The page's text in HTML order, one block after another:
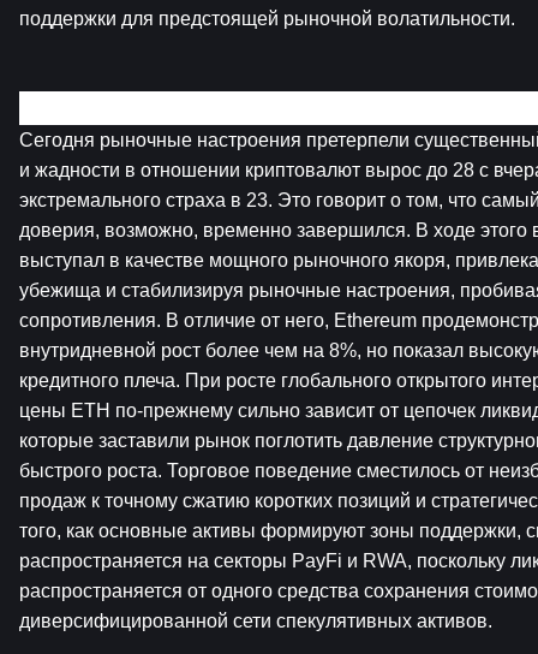
поддержки для предстоящей рыночной волатильности.
Сегодня рыночные настроения претерпели
и жадности в отношении криптовалют вырос до 28 с
экстремального страха в 23. Это говорит о том, что
доверия, возможно, временно завершился. В ходе этого
выступал в качестве мощного рыночного якоря,
убежища и стабилизируя рыночные настроения,
сопротивления. В отличие от него, Ethereum
внутридневной рост более чем на 8%, но показал
кредитного плеча. При росте глобального открытого
цены ETH по-прежнему сильно зависит от цепочек
которые заставили рынок поглотить давление
быстрого роста. Торговое поведение сместилось от
продаж к точному сжатию коротких позиций и
того, как основные активы формируют зоны поддержки,
распространяется на секторы PayFi и RWA, поскольку
распространяется от одного средства сохранения
диверсифицированной сети спекулятивных активов.